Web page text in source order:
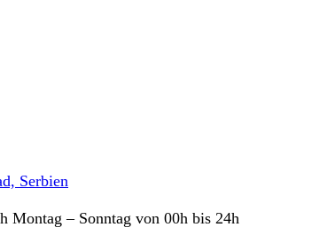
Serbien
Montag – Sonntag von 00h bis 24h